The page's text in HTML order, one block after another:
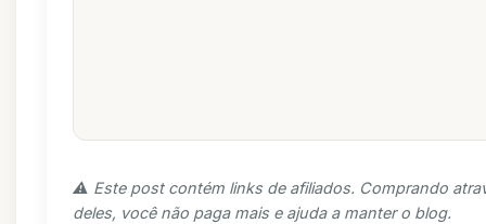
⚠️ Este post contém links de afiliados. Comprando
deles, você não paga mais e ajuda a manter o blog.